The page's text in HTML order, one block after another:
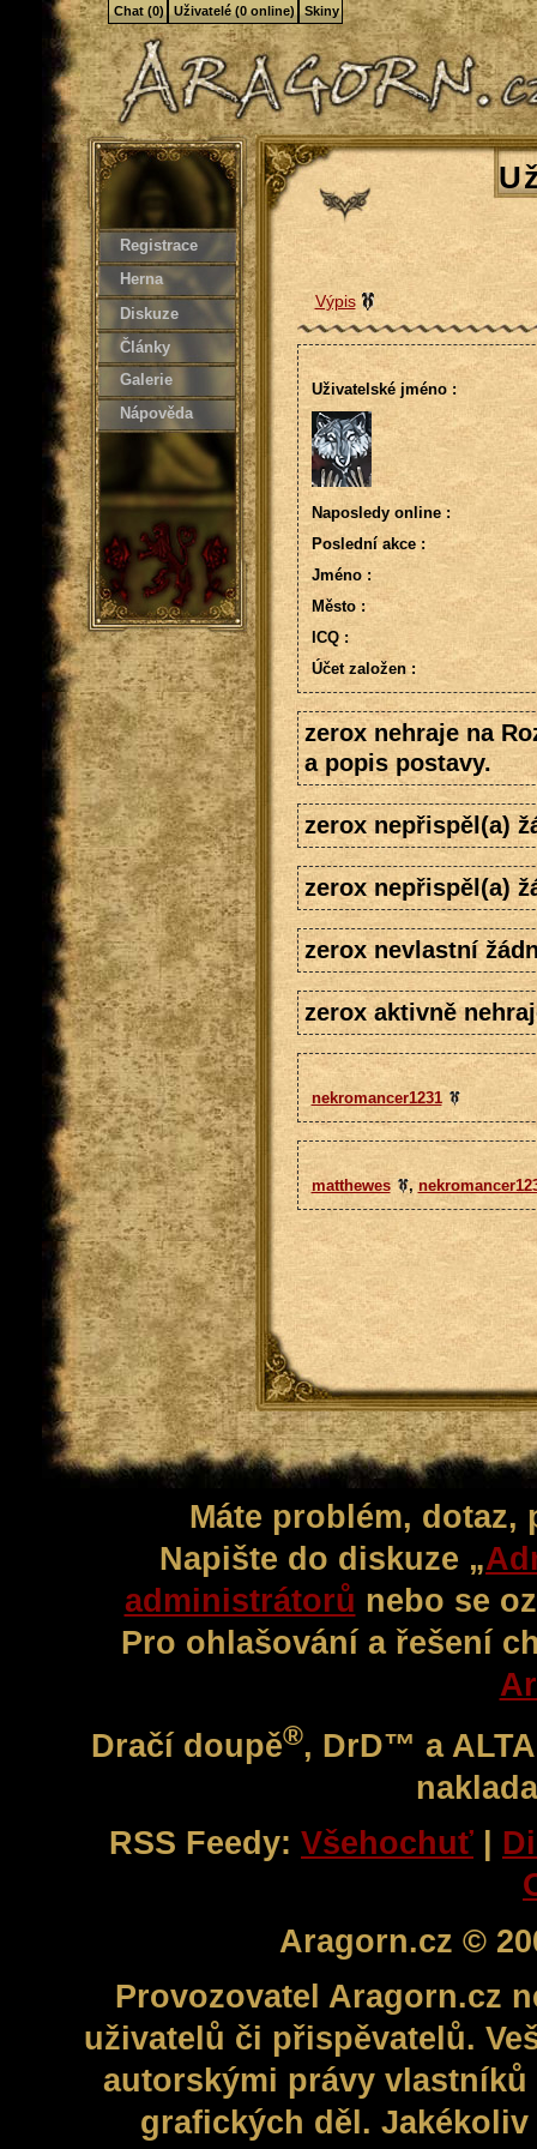
Registrace
Herna
Diskuze
Články
Galerie
Nápověda
Výpis
Uživatelské jméno :
Naposledy online :
Poslední akce :
Jméno :
Město :
ICQ :
Účet založen :
zerox nehraje na
a popis postavy.
zerox nepřispěl(a)
zerox nepřispěl(a)
zerox nevlastní
zerox aktivně
nekromancer1231
matthewes ,
Máte problém,
Napište do diskuze „
administrátorů nebo se
Pro ohlašování a řešení
Dračí doupě®, DrD™ a
RSS Feedy: Všehochuť
Aragorn.cz ©
Provozovatel Aragorn.cz
uživatelů či přispěvatelů.
autorskými právy
grafických děl.
Chat (0) Uživatelé (0 online) Skiny